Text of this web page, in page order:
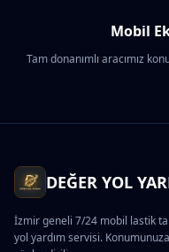
Mobil
Tam donanımlı aracımız
DEĞER YOL
İzmir geneli 7/24 mobil lastik
yol yardım servisi.